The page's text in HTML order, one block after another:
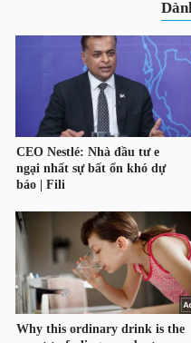
CÔNG
NGHIỆP
TIÊU
DÙNG
KHÔNG
THIẾT